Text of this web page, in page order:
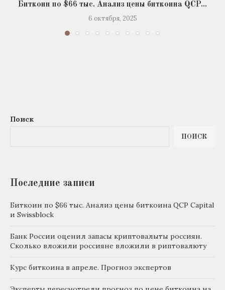
Биткоин по $66 тыс. Анализ цены биткоина QCP...
6 октября, 2025
Поиск
ПОИСК
Последние записи
Биткоин по $66 тыс. Анализ цены биткоина QCP Capital
и Swissblock
Банк России оценил запасы криптовалыты россиян.
Сколько вложили россияне вложили в риптовалюту
Курс биткоина в апреле. Прогноз экспертов